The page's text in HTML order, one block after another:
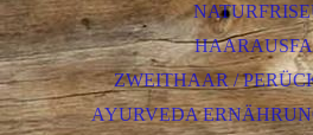
ZWEITHAAR /
AYURVEDA